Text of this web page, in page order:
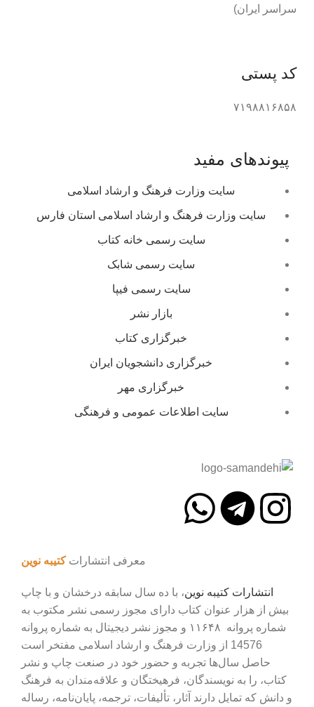
سراسر ایران)
کد پستی
۷۱۹۸۸۱۶۸۵۸
پیوندهای مفید
سایت وزارت فرهنگ و ارشاد اسلامی
سایت وزارت فرهنگ و ارشاد اسلامی استان فارس
سایت رسمی خانه کتاب
سایت رسمی شابک
سایت رسمی فیپا
بازار نشر
خبرگزاری کتاب
خبرگزاری دانشجویان ایران
خبرگزاری مهر
سایت اطلاعات عمومی و فرهنگی
معرفی انتشاراتکتیبه نوین
انتشارات کتیبه نوین، با ده سال سابقه درخشان و با چاپ
بیش از هزار عنوان کتاب دارای مجوز رسمی نشر مکتوب به
شماره پروانه ۱۱۶۴۸ و مجوز نشر دیجیتال به شماره پروانه
14576 از وزارت فرهنگ و ارشاد اسلامی مفتخر است
حاصل سال‌ها تجربه و حضور خود در صنعت چاپ و نشر
کتاب، را به نویسندگان، فرهیختگان و علاقه‌مندان به فرهنگ
و دانش که تمایل دارند آثار، تألیفات، ترجمه، پایان‌نامه، رساله